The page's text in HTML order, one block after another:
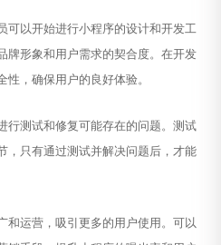
可以开始进行小程序的设计和开发工
牌形象和用户需求的契合度。在开发
，确保用户的良好体验。
行测试和修复可能存在的问题。测试
，只有通过测试并解决问题后，才能
和运营，吸引更多的用户使用。可以